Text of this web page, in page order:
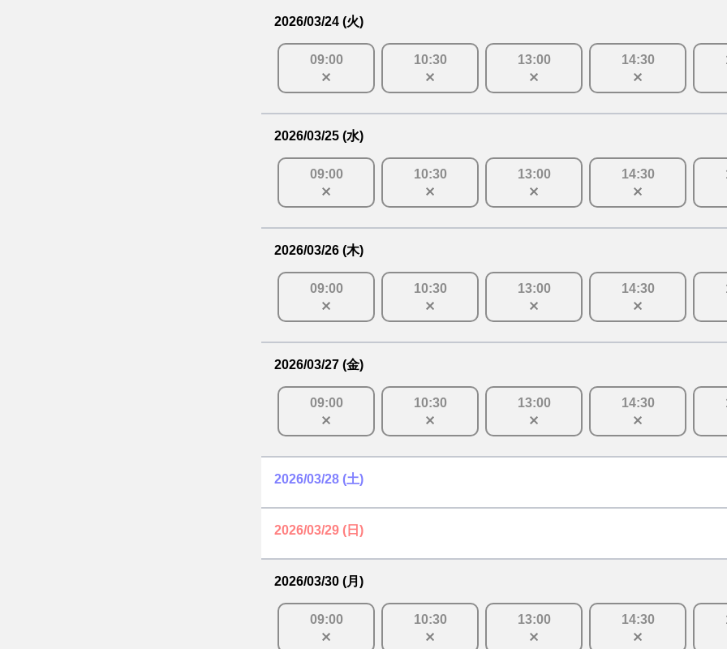
2026/03/24 (火)
09:00 10:30 13:00 14:30
2026/03/25 (水)
09:00 10:30 13:00 14:30
2026/03/26 (木)
09:00 10:30 13:00 14:30
2026/03/27 (金)
09:00 10:30 13:00 14:30
2026/03/28 (土)
2026/03/29 (日)
2026/03/30 (月)
09:00 10:30 13:00 14:30